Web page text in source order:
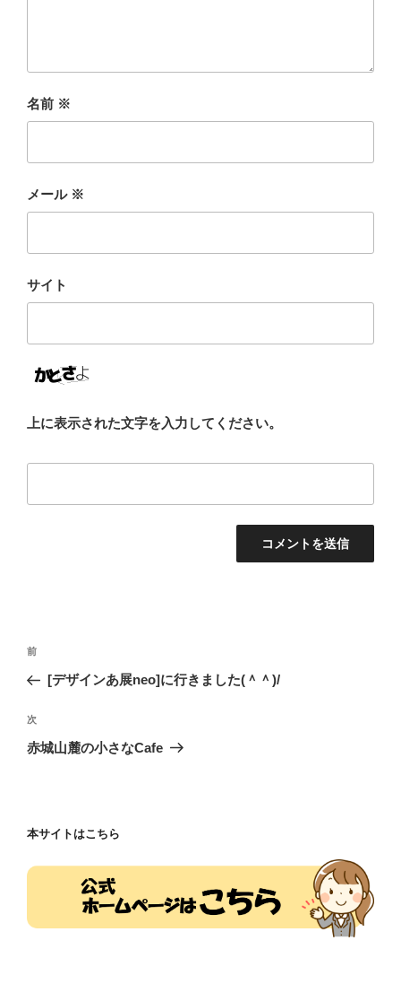
名前 ※
メール ※
サイト
上に表示された文字を入力してください。
投
ナ
ビ
ゲ
ン
前
の
稿
前
[デザインあ展neo]に行きました(＾＾)/
次
の
次
赤城山麓の小さなCafe
本サイトはこちら